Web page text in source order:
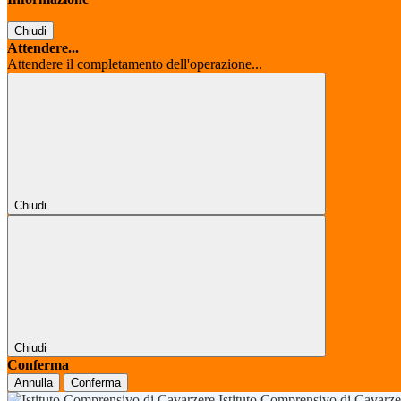
Chiudi
Attendere...
Attendere il completamento dell'operazione...
Chiudi
Chiudi
Conferma
Annulla Conferma